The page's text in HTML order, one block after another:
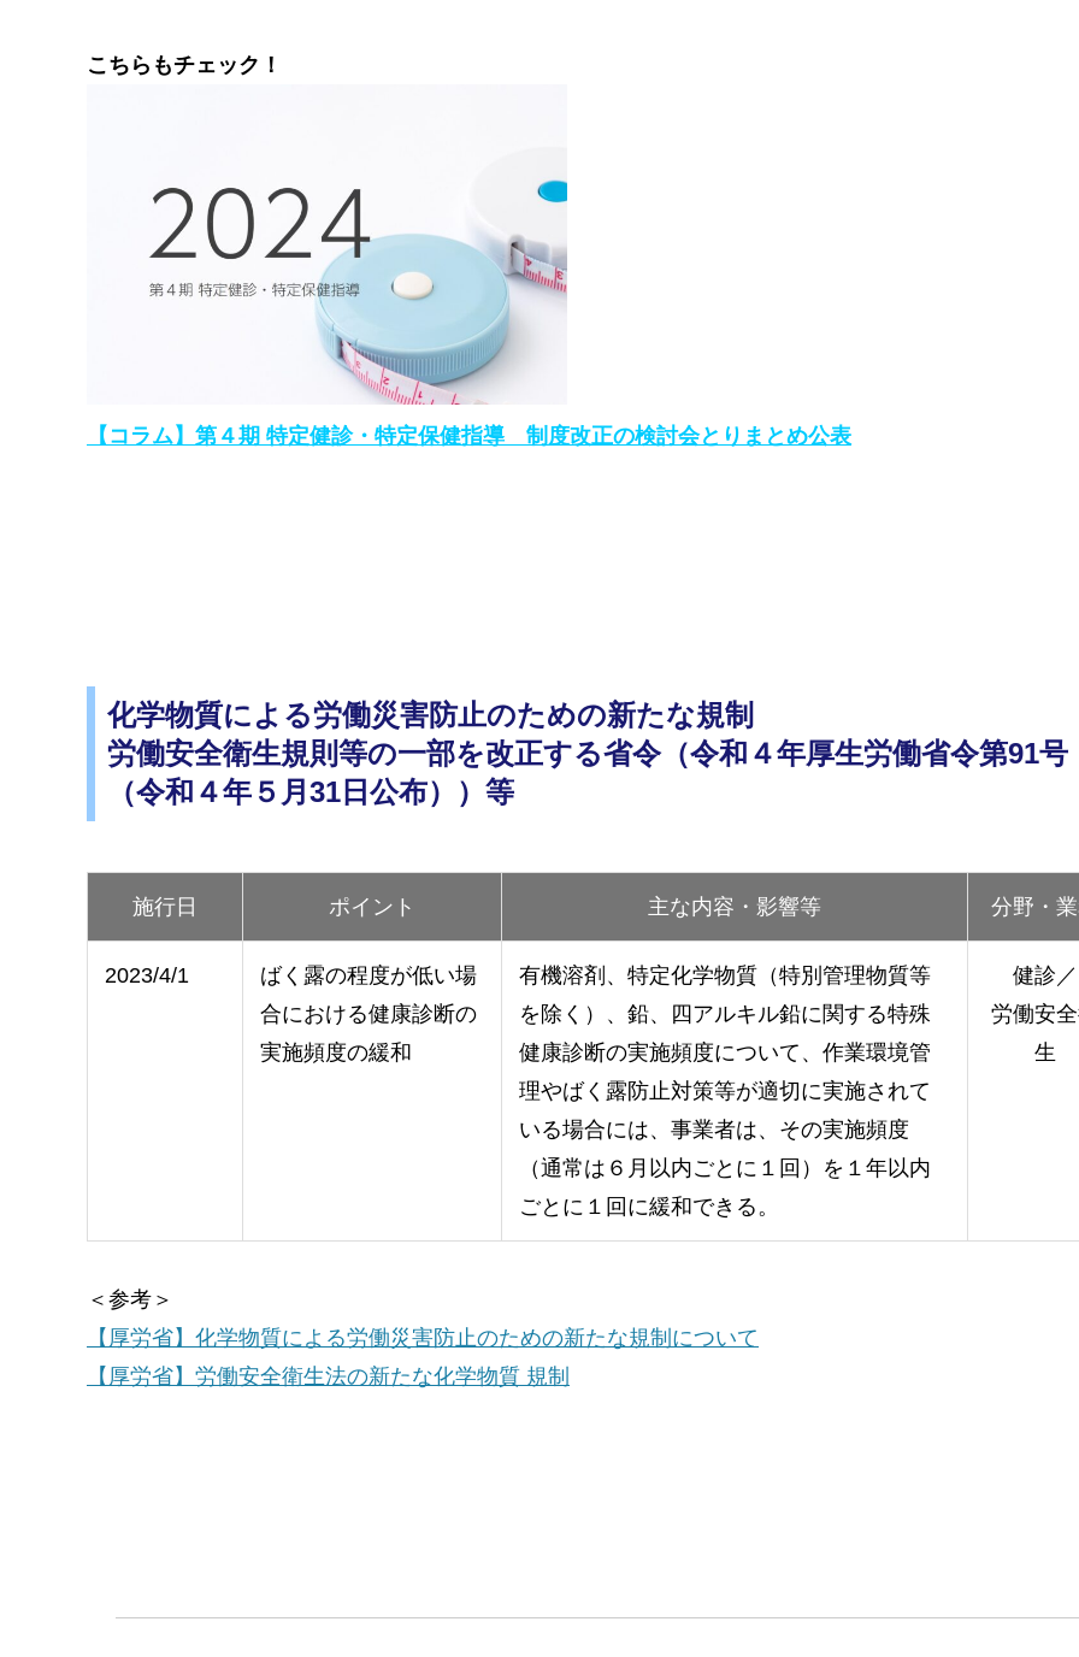
こちらもチェック！
【コラム】 第４期 特定健診・特定保健指導 制度改正の検討会とりまとめ公表
化学物質による労働災害防止のための新たな規制
労働安全衛生規則等の一部を改正する省令（令和４年厚生労働省令第91号
（令和４年５月31日公布））等
施行日 ポイント 主な内容・影響等 分野・
2023/4/1
ばく露の程度が低い場
合における健康診断の
実施頻度の緩和
有機溶剤、特定化学物質（特別管理物質等
を除く）、鉛、四アルキル鉛に関する特殊
健康診断の実施頻度について、作業環境管
理やばく露防止対策等が適切に実施されて
いる場合には、事業者は、その実施頻度
（通常は６月以内ごとに１回）を１年以内
ごとに１回に緩和できる。
健診／
労働安
生
＜参考＞
【厚労省】化学物質による労働災害防止のための新たな規制について
【厚労省】労働安全衛生法の新たな化学物質 規制